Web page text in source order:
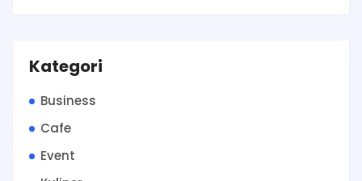
Kategori
Business
Cafe
Event